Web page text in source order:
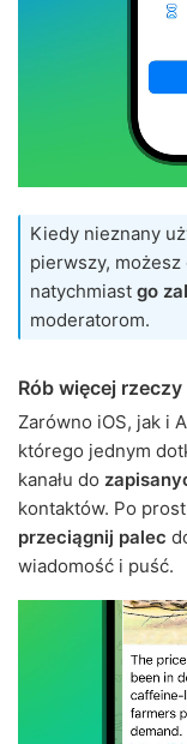
Kiedy nieznany
pierwszy,
natychmiast go
moderatorom.
Rób więcej
Zarówno iOS, jak i
którego jednym
kanału do
kontaktów. Po
przeciągnij palec
wiadomość i puść.